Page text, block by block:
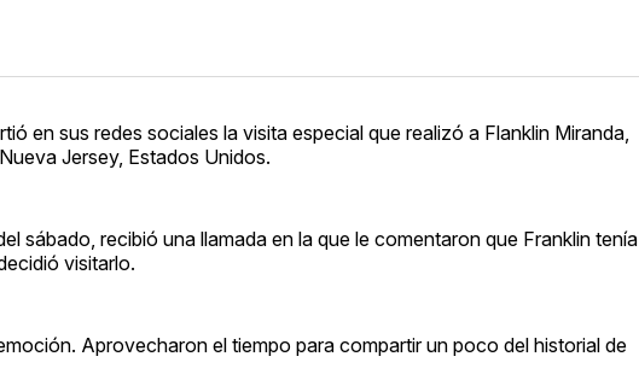
en sus redes sociales la visita especial que realizó a Flanklin Miranda,
Jersey, Estados Unidos.
sábado, recibió una llamada en la que le comentaron que Franklin tenía
visitarlo.
Aprovecharon el tiempo para compartir un poco del historial de